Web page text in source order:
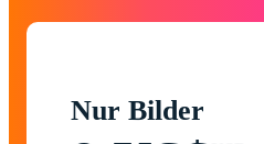
Nur Bilder